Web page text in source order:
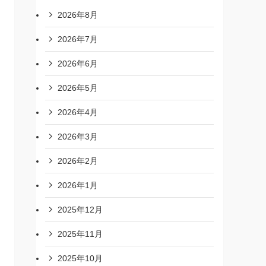
2026年8月
2026年7月
2026年6月
2026年5月
2026年4月
2026年3月
2026年2月
2026年1月
2025年12月
2025年11月
2025年10月